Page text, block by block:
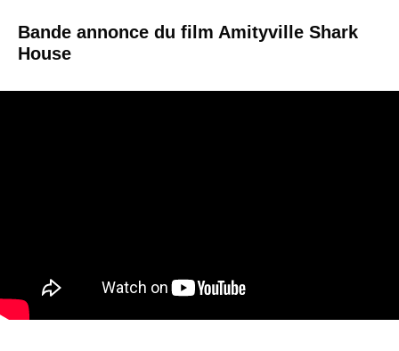
Bande annonce du film Amityville Shark
House